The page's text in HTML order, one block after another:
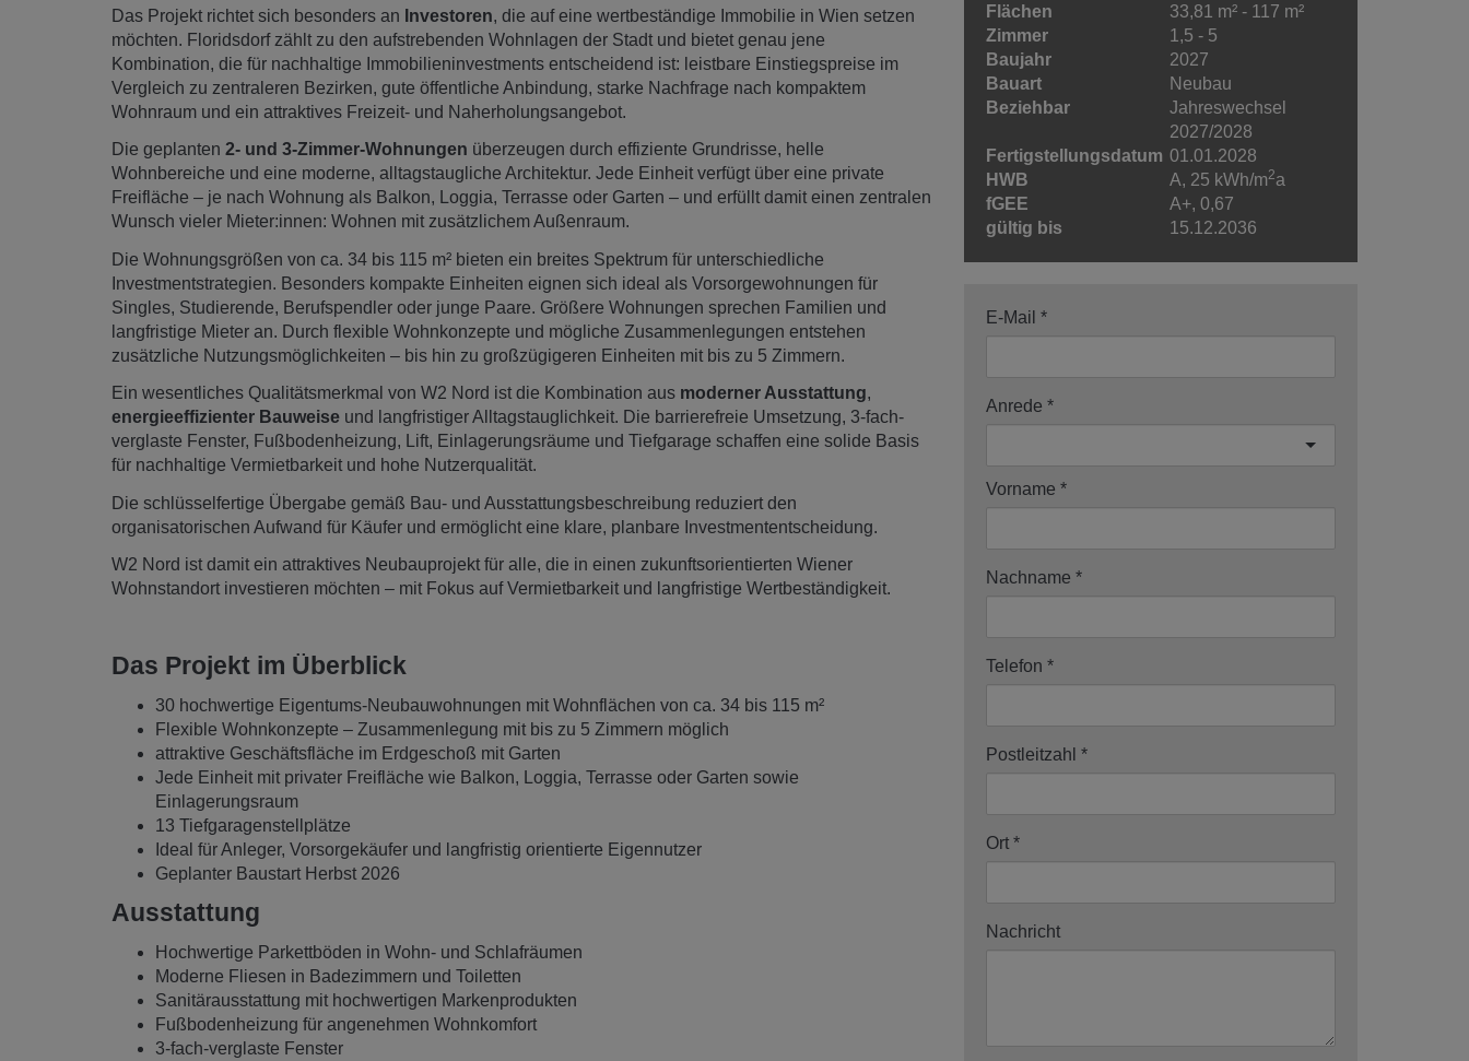
Das Projekt richtet sich besonders an Investoren, die auf eine wertbeständige Immobilie in Wien setzen
möchten. Floridsdorf zählt zu den aufstrebenden Wohnlagen der Stadt und bietet genau jene
Kombination, die für nachhaltige Immobilieninvestments entscheidend ist: leistbare Einstiegspreise im
Vergleich zu zentraleren Bezirken, gute öffentliche Anbindung, starke Nachfrage nach kompaktem
Wohnraum und ein attraktives Freizeit- und Naherholungsangebot.
Die geplanten 2- und 3-Zimmer-Wohnungen überzeugen durch effiziente Grundrisse, helle
Wohnbereiche und eine moderne, alltagstaugliche Architektur. Jede Einheit verfügt über eine private
Freifläche – je nach Wohnung als Balkon, Loggia, Terrasse oder Garten – und erfüllt damit einen zentralen
Wunsch vieler Mieter:innen: Wohnen mit zusätzlichem Außenraum.
Die Wohnungsgrößen von ca. 34 bis 115 m² bieten ein breites Spektrum für unterschiedliche
Investmentstrategien. Besonders kompakte Einheiten eignen sich ideal als Vorsorgewohnungen für
Singles, Studierende, Berufspendler oder junge Paare. Größere Wohnungen sprechen Familien und
langfristige Mieter an. Durch flexible Wohnkonzepte und mögliche Zusammenlegungen entstehen
zusätzliche Nutzungsmöglichkeiten – bis hin zu großzügigeren Einheiten mit bis zu 5 Zimmern.
Ein wesentliches Qualitätsmerkmal von W2 Nord ist die Kombination aus moderner Ausstattung,
energieeffizienter Bauweise und langfristiger Alltagstauglichkeit. Die barrierefreie Umsetzung, 3-fach-
verglaste Fenster, Fußbodenheizung, Lift, Einlagerungsräume und Tiefgarage schaffen eine solide Basis
für nachhaltige Vermietbarkeit und hohe Nutzerqualität.
Die schlüsselfertige Übergabe gemäß Bau- und Ausstattungsbeschreibung reduziert den
organisatorischen Aufwand für Käufer und ermöglicht eine klare, planbare Investmententscheidung.
W2 Nord ist damit ein attraktives Neubauprojekt für alle, die in einen zukunftsorientierten Wiener
Wohnstandort investieren möchten – mit Fokus auf Vermietbarkeit und langfristige Wertbeständigkeit.
Das Projekt im Überblick
30 hochwertige Eigentums-Neubauwohnungen mit Wohnflächen von ca. 34 bis 115 m²
Flexible Wohnkonzepte – Zusammenlegung mit bis zu 5 Zimmern möglich
attraktive Geschäftsfläche im Erdgeschoß mit Garten
Jede Einheit mit privater Freifläche wie Balkon, Loggia, Terrasse oder Garten sowie
Einlagerungsraum
13 Tiefgaragenstellplätze
Ideal für Anleger, Vorsorgekäufer und langfristig orientierte Eigennutzer
Geplanter Baustart Herbst 2026
Ausstattung
Hochwertige Parkettböden in Wohn- und Schlafräumen
Moderne Fliesen in Badezimmern und Toiletten
Sanitärausstattung mit hochwertigen Markenprodukten
Fußbodenheizung für angenehmen Wohnkomfort
3-fach-verglaste Fenster
Flächen
33,81 m² - 117 m²
Zimmer
1,5 - 5
Baujahr
2027
Bauart
Neubau
Beziehbar
Jahreswechsel
2027/2028
Fertigstellungsdatum 01.01.2028
HWB
A, 25 kWh/m2a
fGEE
A+, 0,67
gültig bis
15.12.2036
E-Mail
Anrede
Vorname
Nachname
Telefon
Postleitzahl
Ort
Nachricht